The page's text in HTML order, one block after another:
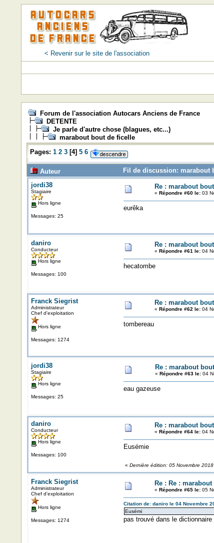
< Revenir sur le site de l'association
Forum de l'association Autocars Anciens de France
DETENTE
Je parle d'autre chose (blagues, etc...)
marabout bout de ficelle
Pages: 1 2 3[4] 5 6
Auteur
Fil de discussion: marabout
jordi38
Stagiaire
Hors ligne
Messages: 25
Re : marabout
« Répondre #60 le:03
eurêka
daniro
Conducteur
Hors ligne
Messages: 100
Re : marabout
« Répondre #61 le:04
hecatombe
Franck Siegrist
Administrateur
Chef d'exploitation
Hors ligne
Messages: 1274
Re : marabout
« Répondre #62 le:04
tombereau
jordi38
Stagiaire
Hors ligne
Messages: 25
Re : marabout
« Répondre #63 le:04
eau gazeuse
daniro
Conducteur
Hors ligne
Messages: 100
Re : marabout
« Répondre #64 le:04
Eusémie
« Dernière édition: 05 Novembre
Franck Siegrist
Administrateur
Chef d'exploitation
Hors ligne
Messages: 1274
Re : Re :
« Répondre #65 le:05
Citation de: daniro le 04 Novembre
Eusémi
pas trouvé dans le dictionnaire